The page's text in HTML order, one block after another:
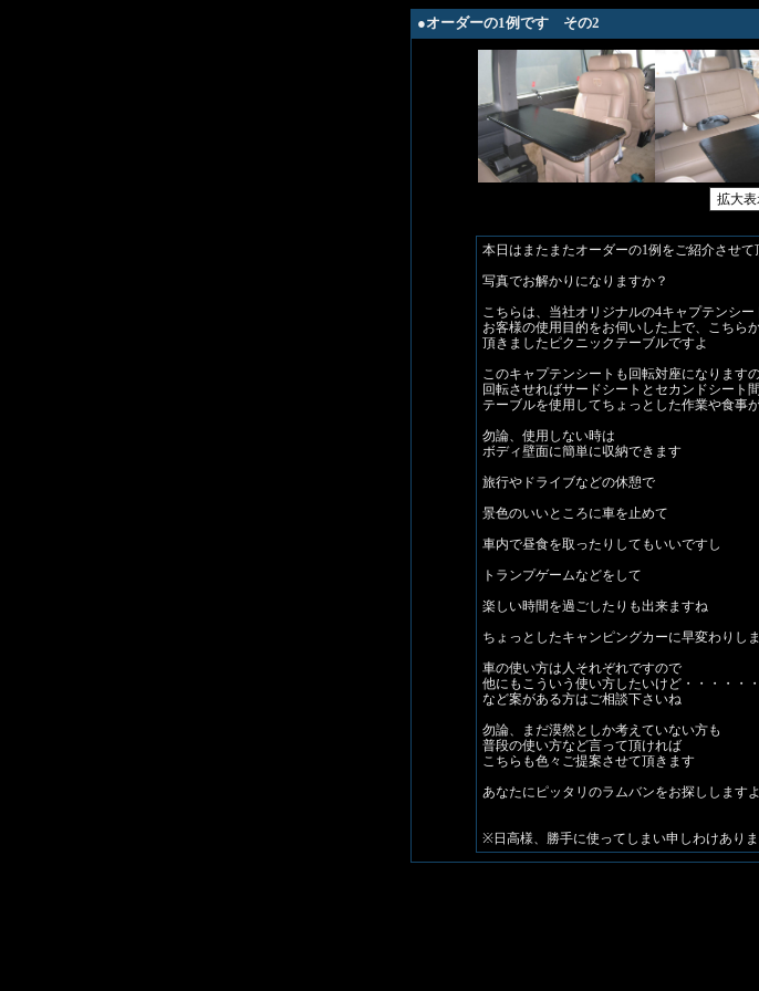
●オーダーの1例です その2
本日はまたまたオーダーの1例をご紹介させて
写真でお解かりになりますか？
こちらは、当社オリジナルの4キャプテンシー
お客様の使用目的をお伺いした上で、こちら
頂きましたピクニックテーブルですよ
このキャプテンシートも回転対座になります
回転させればサードシートとセカンドシート
テーブルを使用してちょっとした作業や食事
勿論、使用しない時は
ボディ壁面に簡単に収納できます
旅行やドライブなどの休憩で
景色のいいところに車を止めて
車内で昼食を取ったりしてもいいですし
トランプゲームなどをして
楽しい時間を過ごしたりも出来ますね
ちょっとしたキャンピングカーに早変わりし
車の使い方は人それぞれですので
他にもこういう使い方したいけど・・・・・・
など案がある方はご相談下さいね
勿論、まだ漠然としか考えていない方も
普段の使い方など言って頂ければ
こちらも色々ご提案させて頂きます
あなたにピッタリのラムバンをお探ししますよ
※日高様、勝手に使ってしまい申しわけあり